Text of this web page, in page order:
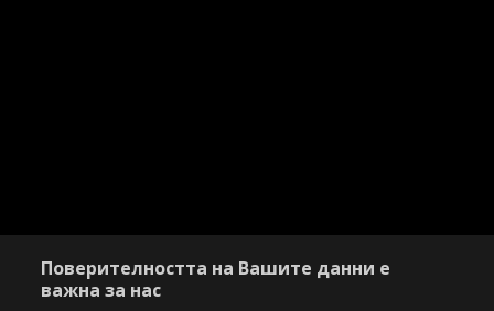
Поверителността на Вашите данни е
важна за нас